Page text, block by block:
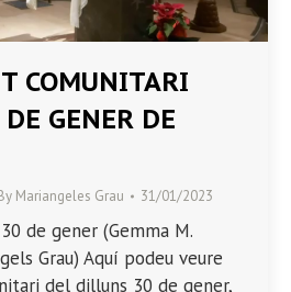
COMUNITARI
GENER DE
Mariangeles Grau 31/01/2023
de gener (Gemma M.
Grau) Aquí podeu veure
del dilluns 30 de gener,